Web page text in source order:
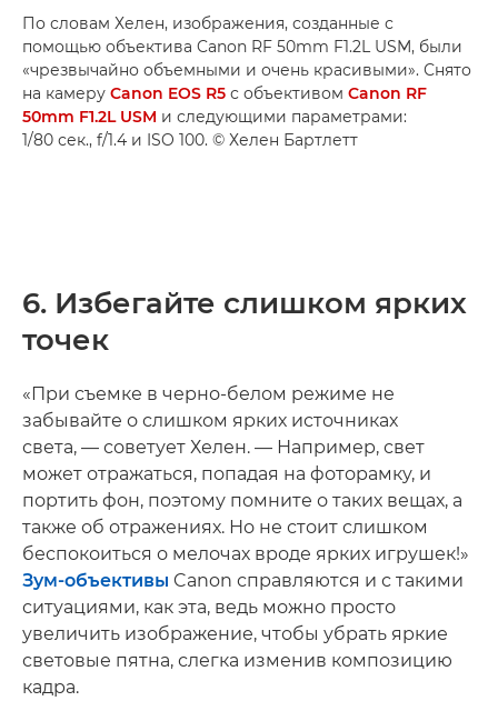
По словам Хелен, изображения, созданные с
помощью объектива Canon RF 50mm F1.2L USM, были
«чрезвычайно объемными и очень красивыми». Снято
на камеру Canon EOS R5 с объективом Canon RF
50mm F1.2L USM и следующими параметрами:
1/80 сек., f/1.4 и ISO 100. © Хелен Бартлетт
6. Избегайте слишком ярких
точек
«При съемке в черно-белом режиме не
забывайте о слишком ярких источниках
света, — советует Хелен. — Например, свет
может отражаться, попадая на фоторамку, и
портить фон, поэтому помните о таких вещах, а
также об отражениях. Но не стоит слишком
беспокоиться о мелочах вроде ярких игрушек!»
Зум-объективы Canon справляются и с такими
ситуациями, как эта, ведь можно просто
увеличить изображение, чтобы убрать яркие
световые пятна, слегка изменив композицию
кадра.